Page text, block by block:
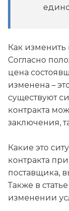
Как изменить
Согласно
цена
изменена –
существуют
контракта
заключения,
Какие это
контракта
поставщика,
Также в
изменении